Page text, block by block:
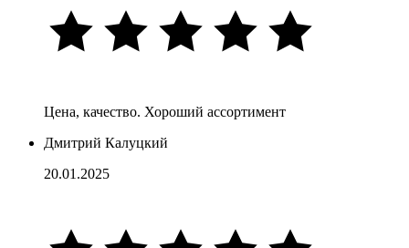
Цена, качество. Хороший ассортимент
Дмитрий Калуцкий
20.01.2025